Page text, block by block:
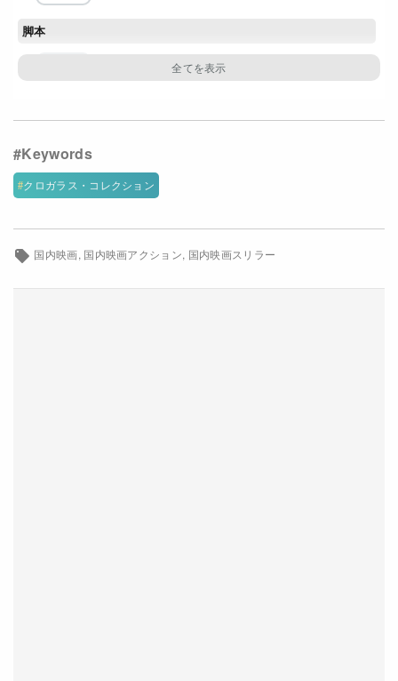
閉じる
脚本
出口亜梨沙 菅田俊
エイベックス・ピクチャーズ
クロガラス・コレクション
国内映画 国内映画アクション 国内映画スリラー